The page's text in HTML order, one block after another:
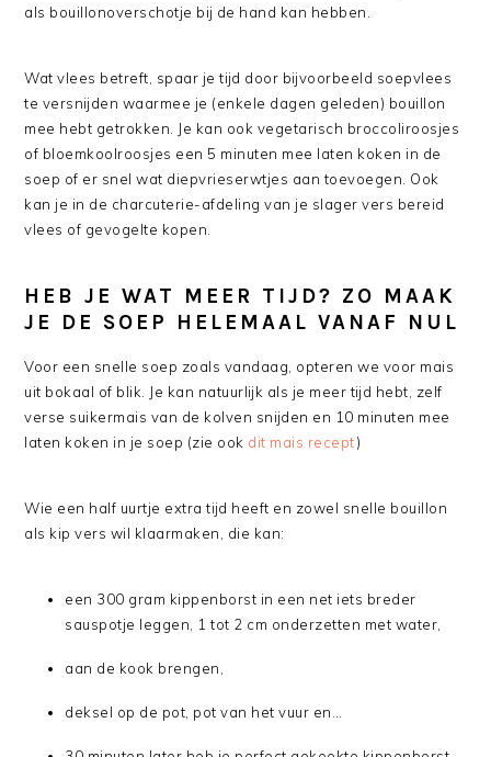
als bouillonoverschotje bij de hand kan hebben.
Wat vlees betreft, spaar je tijd door bijvoorbeeld soepvlees
te versnijden waarmee je (enkele dagen geleden) bouillon
mee hebt getrokken. Je kan ook vegetarisch broccoliroosjes
of bloemkoolroosjes een 5 minuten mee laten koken in de
soep of er snel wat diepvrieserwtjes aan toevoegen. Ook
kan je in de charcuterie-afdeling van je slager vers bereid
vlees of gevogelte kopen.
HEB JE WAT MEER TIJD? ZO MAAK
JE DE SOEP HELEMAAL VANAF NUL
Voor een snelle soep zoals vandaag, opteren we voor mais
uit bokaal of blik. Je kan natuurlijk als je meer tijd hebt, zelf
verse suikermais van de kolven snijden en 10 minuten mee
laten koken in je soep (zie ook dit mais recept)
Wie een half uurtje extra tijd heeft en zowel snelle bouillon
als kip vers wil klaarmaken, die kan:
een 300 gram kippenborst in een net iets breder
sauspotje leggen, 1 tot 2 cm onderzetten met water,
aan de kook brengen,
deksel op de pot, pot van het vuur en…